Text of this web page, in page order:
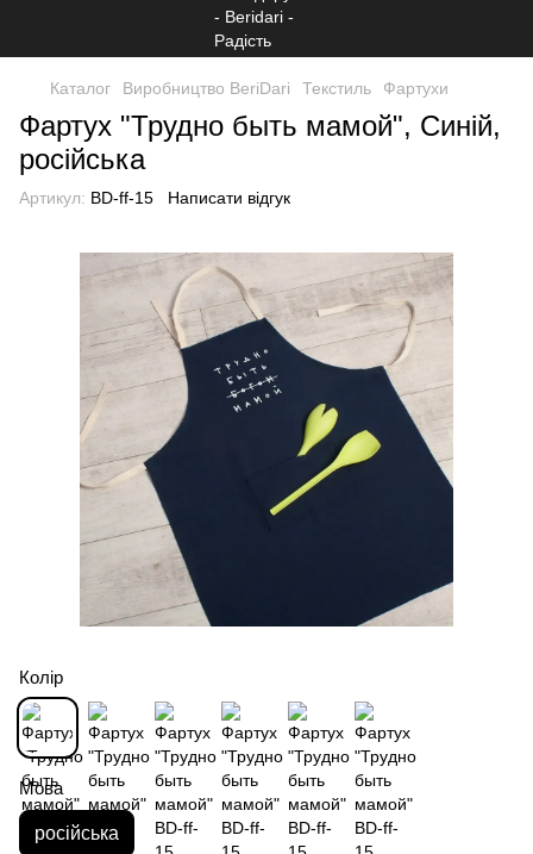
Каталог Виробництво BeriDari Текстиль Фартухи
Фартух "Трудно быть мамой", Синій,
російська
Артикул: BD-ff-15 Написати відгук
Колір
Мова
російська